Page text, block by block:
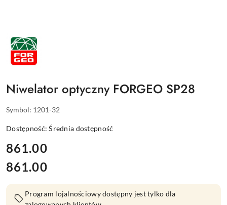
NAZWA
PRODUCENTA:
FORGEO
Niwelator optyczny FORGEO SP28
Symbol: 1201-32
Dostępność:Średnia dostępność
cena:
861.00
Cena:
861.00
Program lojalnościowy dostępny jest tylko dla